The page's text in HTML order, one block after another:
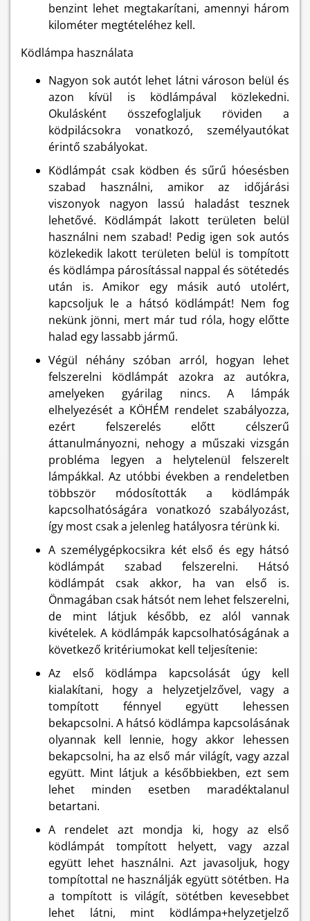
benzint lehet megtakarítani, amennyi három
kilométer megtételéhez kell.
Ködlámpa használata
Nagyon sok autót lehet látni városon belül és
azon kívül is ködlámpával közlekedni.
Okulásként összefoglaljuk röviden a
ködpilácsokra vonatkozó, személyautókat
érintő szabályokat.
Ködlámpát csak ködben és sűrű hóesésben
szabad használni, amikor az időjárási
viszonyok nagyon lassú haladást tesznek
lehetővé. Ködlámpát lakott területen belül
használni nem szabad! Pedig igen sok autós
közlekedik lakott területen belül is tompított
és ködlámpa párosítással nappal és sötétedés
után is. Amikor egy másik autó utolért,
kapcsoljuk le a hátsó ködlámpát! Nem fog
nekünk jönni, mert már tud róla, hogy előtte
halad egy lassabb jármű.
Végül néhány szóban arról, hogyan lehet
felszerelni ködlámpát azokra az autókra,
amelyeken gyárilag nincs. A lámpák
elhelyezését a KÖHÉM rendelet szabályozza,
ezért felszerelés előtt célszerű
áttanulmányozni, nehogy a műszaki vizsgán
probléma legyen a helytelenül felszerelt
lámpákkal. Az utóbbi években a rendeletben
többször módosították a ködlámpák
kapcsolhatóságára vonatkozó szabályozást,
így most csak a jelenleg hatályosra térünk ki.
A személygépkocsikra két első és egy hátsó
ködlámpát szabad felszerelni. Hátsó
ködlámpát csak akkor, ha van első is.
Önmagában csak hátsót nem lehet felszerelni,
de mint látjuk később, ez alól vannak
kivételek. A ködlámpák kapcsolhatóságának a
következő kritériumokat kell teljesítenie:
Az első ködlámpa kapcsolását úgy kell
kialakítani, hogy a helyzetjelzővel, vagy a
tompított fénnyel együtt lehessen
bekapcsolni. A hátsó ködlámpa kapcsolásának
olyannak kell lennie, hogy akkor lehessen
bekapcsolni, ha az első már világít, vagy azzal
együtt. Mint látjuk a későbbiekben, ezt sem
lehet minden esetben maradéktalanul
betartani.
A rendelet azt mondja ki, hogy az első
ködlámpát tompított helyett, vagy azzal
együtt lehet használni. Azt javasoljuk, hogy
tompítottal ne használják együtt sötétben. Ha
a tompított is világít, sötétben kevesebbet
lehet látni, mint ködlámpa+helyzetjelző